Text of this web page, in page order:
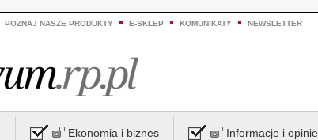
POZNAJ NASZE PRODUKTY E-SKLEP KOMUNIKATY NEWSLETTER
Ekonomia i biznes Informacje i opinie